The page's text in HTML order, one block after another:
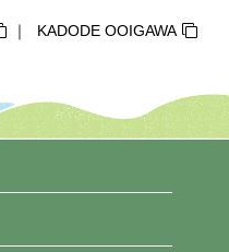
KADODE OOIGAWA